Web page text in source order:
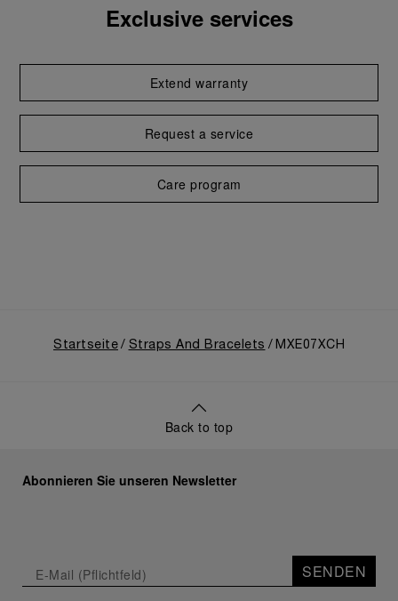
Exclusive services
Extend warranty
Request a service
Care program
Startseite Straps And Bracelets MXE07XCH
Back to top
Abonnieren Sie unseren Newsletter
SENDEN